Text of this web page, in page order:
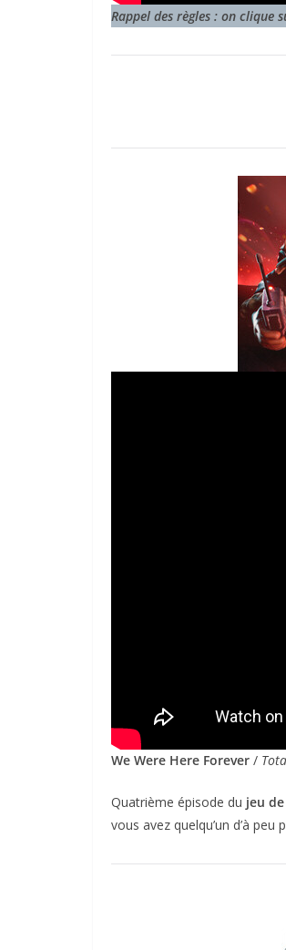
Rappel des règles : on clique
We Were Here Forever /
Quatrième épisode du jeu
vous avez quelqu’un d’à